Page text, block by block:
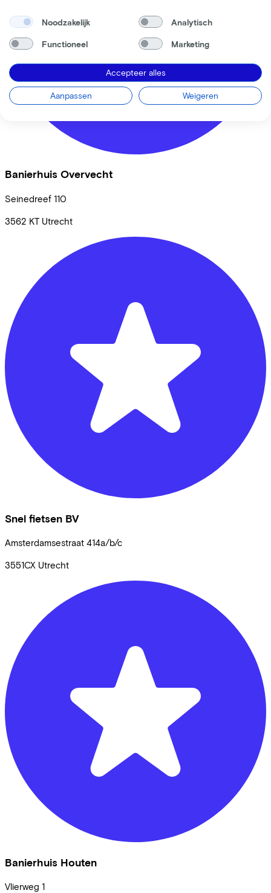
Banierhuis Overvecht
Seinedreef 110
3562 KT Utrecht
Snel fietsen BV
Amsterdamsestraat 414a/b/c
3551CX Utrecht
Banierhuis Houten
Vlierweg 1
Noodzakelijk Analytisch
Functioneel Marketing
Accepteer alles
Aanpassen Weigeren